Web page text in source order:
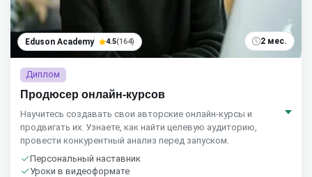
Eduson Academy 4.5(164) 2 мес.
Диплом
Продюсер онлайн-курсов
Научитесь создавать свои авторские онлайн-курсы и
продвигать их. Узнаете, как найти целевую аудиторию,
провести конкурентный анализ перед запуском.
Персональный наставник
Уроки в видеоформате